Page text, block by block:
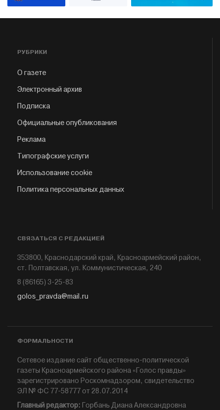
РУБРИКИ
О газете
Электронный архив
Подписка
Официальные опубликования
Реклама
Типографские услуги
Использование cookie
Политика персональных данных
СВЯЗАТЬСЯ С РЕДАКЦИЕЙ
353800, Краснодарский край, Красноармейский район,
ст. Полтавская, ул. Коммунистическая, 240
8 (86165) 3-25-83
golos_pravda@mail.ru
ФОРМАЛЬНОСТИ
Сетевое издание сайт общественно-политической
газеты Красноармейского района «Голос правды»
зарегистрировано Роскомнадзором, свидетельство
ЭЛ № ФС 77-58777 от 28.07.2014
Главный редактор: Горбань Диана Александровна